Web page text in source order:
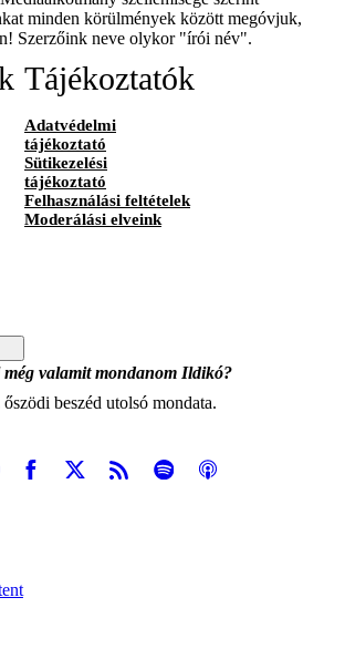
minden körülmények között megóvjuk,
Szerzőink neve olykor "írói név".
Tájékoztatók
Adatvédelmi
tájékoztató
Sütikezelési
tájékoztató
Felhasználási feltételek
Moderálási elveink
valamit mondanom Ildikó?
beszéd utolsó mondata.